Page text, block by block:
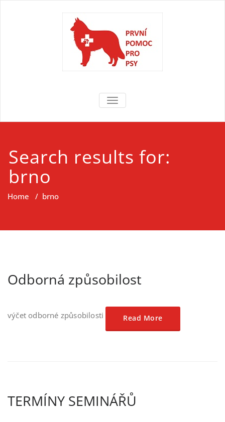
První pomoc
pro psy
První pomoc pro psy
TOGGLE NAVIGATION
Search results for:
brno
Home / brno
Odborná způsobilost
výčet odborné způsobilosti Read More
TERMÍNY SEMINÁŘŮ